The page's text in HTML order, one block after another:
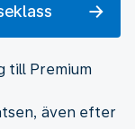
till Premium
även efter